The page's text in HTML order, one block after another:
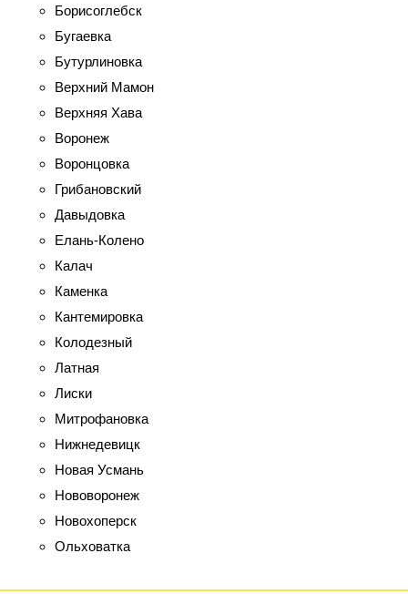
Борисоглебск
Бугаевка
Бутурлиновка
Верхний Мамон
Верхняя Хава
Воронеж
Воронцовка
Грибановский
Давыдовка
Елань-Колено
Калач
Каменка
Кантемировка
Колодезный
Латная
Лиски
Митрофановка
Нижнедевицк
Новая Усмань
Нововоронеж
Новохоперск
Ольховатка